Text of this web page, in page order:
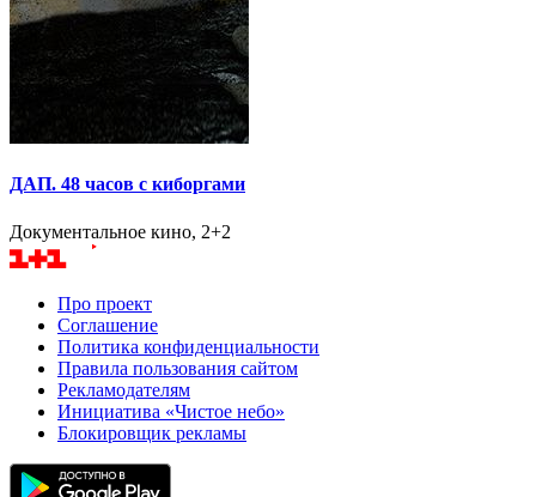
ДАП. 48 часов с киборгами
Документальное кино, 2+2
Про проект
Соглашение
Политика конфиденциальности
Правила пользования сайтом
Рекламодателям
Инициатива «Чистое небо»
Блокировщик рекламы